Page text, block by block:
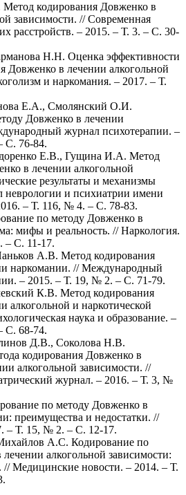
кодирования Довженко в
зависимости. // Современная
расстройств. – 2015. – Т. 3. – С. 30-
Н.Н. Оценка эффективности
Довженко в лечении алкогольной
и наркомания. – 2017. – Т.
Е.А., Смолянский О.И.
Довженко в лечении
журнал психотерапии. –
С. 76-84.
Е.В., Гущина И.А. Метод
в лечении алкогольной
результаты и механизмы
неврологии и психиатрии имени
– Т. 116, № 4. – С. 78-83.
по методу Довженко в
мифы и реальность. // Наркология.
– С. 11-17.
А.В. Метод кодирования
наркомании. // Международный
– 2015. – Т. 19, № 2. – С. 71-79.
К.В. Метод кодирования
алкогольной и наркотической
наука и образование. –
С. 68-74.
Д.В., Соколова Н.В.
кодирования Довженко в
алкогольной зависимости. //
журнал. – 2016. – Т. 3, №
по методу Довженко в
преимущества и недостатки. //
– Т. 15, № 2. – С. 12-17.
А.С. Кодирование по
алкогольной зависимости:
Медицинские новости. – 2014. – Т.